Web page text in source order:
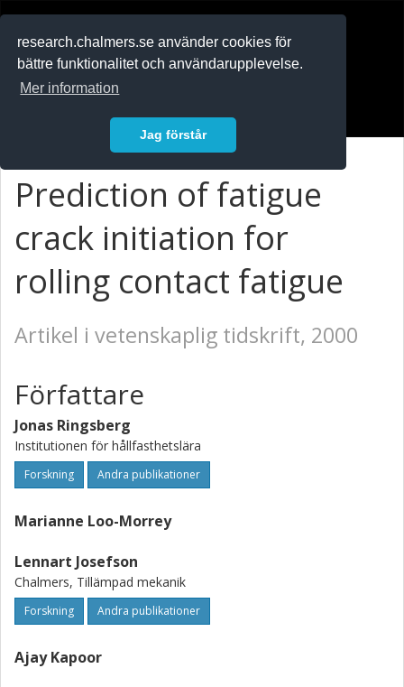
research.chalmers.se använder cookies för
bättre funktionalitet och användarupplevelse.
Mer information
Jag förstår
Prediction of fatigue
crack initiation for
rolling contact fatigue
Artikel i vetenskaplig tidskrift, 2000
Författare
Jonas Ringsberg
Institutionen för hållfasthetslära
Forskning Andra publikationer
Marianne Loo-Morrey
Lennart Josefson
Chalmers, Tillämpad mekanik
Forskning Andra publikationer
Ajay Kapoor